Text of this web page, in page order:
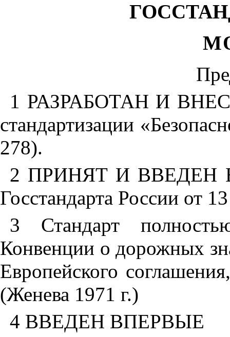
1 РАЗРАБОТАН И
стандартизации
278).
2 ПРИНЯТ И ВВЕДЕН В
Госстандарта России от
3 Стандарт
Конвенции о дорожных
Европейского
(Женева 1971 г.)
4 ВВЕДЕН ВПЕРВЫЕ